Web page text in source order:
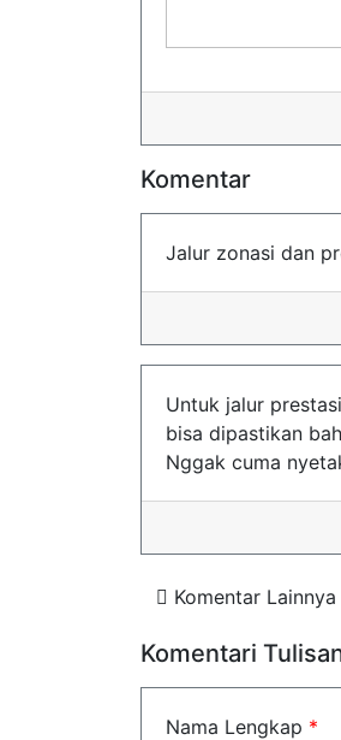
Komentar
Jalur zonasi dan
Untuk jalur
bisa dipastikan
Nggak cuma
Komentar Lainnya
Komentari
Nama Lengkap *